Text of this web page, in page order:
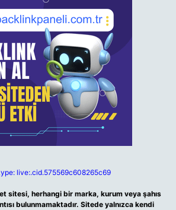
live:.cid.575569c608265c69
sitesi, herhangi bir marka, kurum veya şahıs
bulunmamaktadır. Sitede yalnızca kendi